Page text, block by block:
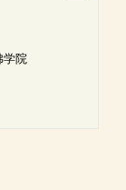
学院